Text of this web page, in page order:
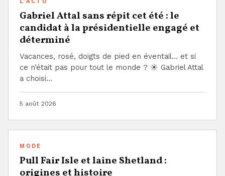
Gabriel Attal sans répit cet été : le
candidat à la présidentielle engagé et
déterminé
Vacances, rosé, doigts de pied en éventail… et si
ce n’était pas pour tout le monde ? ☀️ Gabriel Attal
a choisi…
5 août 2026
MODE
Pull Fair Isle et laine Shetland :
origines et histoire